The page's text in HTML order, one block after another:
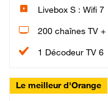
Livebox S : Wifi 7
200 chaînes TV +
1 Décodeur TV 6
Le meilleur d'Orange